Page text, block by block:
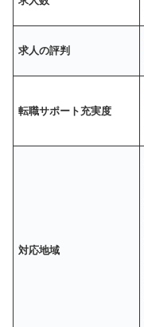
求人の評判
転職サポート充実度
対応地域